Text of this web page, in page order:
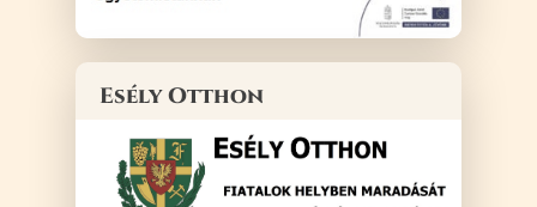
Esély Otthon